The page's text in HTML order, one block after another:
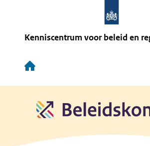
Kenniscentrum voor beleid en
Hoofdnavigatie